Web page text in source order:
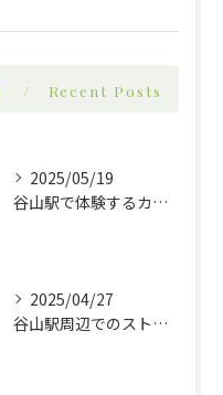
Recent Posts
2025/05/19
谷山駅で体験するカッサとアロマオイルの相乗効果！究極のリラクゼーションへ
2025/04/27
谷山駅周辺でのストレス解消に最適！効果的なドライヘッドスパの魅力